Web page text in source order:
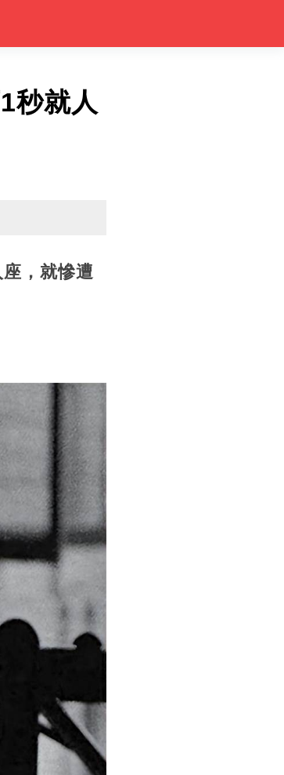
秒就人
，就慘遭